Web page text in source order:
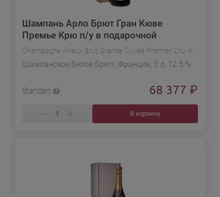
Шампань Арло Брют Гран Кюве
Премье Крю п/у в подарочной
упаковке
Champagne Arlaux Brut Grande Cuvée Premier Cru in gift box
Шампанское Белое Брют, Франция, 3 л, 12.5 %
Standart 68 377 ₽
В корзину